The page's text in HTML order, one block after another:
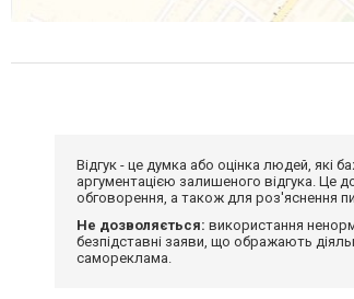
Відгук - це думка або оцінка людей,
аргументацією залишеного відгука. Це
обговорення, а також для роз'яснення
Не дозволяється: використання
безпідставні заяви, що ображають
самореклама.